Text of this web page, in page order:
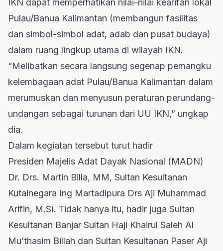
IKN dapat memperhatikan nilai-nilai kearifan lokal
Pulau/Banua Kalimantan (membangun fasilitas
dan simbol-simbol adat, adab dan pusat budaya)
dalam ruang lingkup utama di wilayah IKN.
“Melibatkan secara langsung segenap pemangku
kelembagaan adat Pulau/Banua Kalimantan dalam
merumuskan dan menyusun peraturan perundang-
undangan sebagai turunan dari UU IKN,” ungkap
dia.
Dalam kegiatan tersebut turut hadir
Presiden Majelis Adat Dayak Nasional (MADN)
Dr. Drs. Martin Billa, MM, Sultan Kesultanan
Kutainegara Ing Martadipura Drs Aji Muhammad
Arifin, M.Si. Tidak hanya itu, hadir juga Sultan
Kesultanan Banjar Sultan Haji Khairul Saleh Al
Mu’thasim Billah dan Sultan Kesultanan Paser Aji